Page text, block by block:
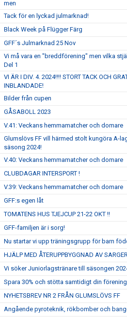
men
Tack för en lyckad julmarknad!
Black Week på Flügger Färg
GFF´s Julmarknad 25 Nov
Vi må vara en "breddförening" men vilka
Del 1
VI ÄR I DIV. 4. 2024!!!! STORT TACK OCH
INBLANDADE!
Bilder från cupen
GÅSABOLL 2023
V.41: Veckans hemmamatcher och domare
Glumslövs FF vill härmed stolt kungöra A-
säsong 2024!
V.40: Veckans hemmamatcher och domare
CLUBDAGAR INTERSPORT !
V.39: Veckans hemmamatcher och domare
GFF:s egen låt
TOMATENS HUS TJEJCUP 21-22 OKT !!
GFF-familjen är i sorg!
Nu startar vi upp träningsgrupp för barn
HJÄLP MED ÅTERUPPBYGGNAD AV
Vi söker Juniorlagstränare till säsongen
Spara 30% och stötta samtidigt din
NYHETSBREV NR 2 FRÅN GLUMSLÖVS FF
Angående pyroteknik, rökbomber och